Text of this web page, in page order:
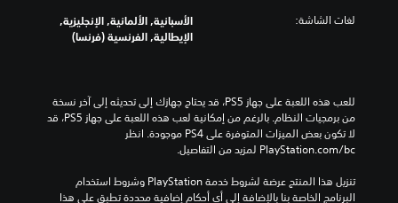
لغات الشاشة:
الأسبانية, الألمانية, الإنجليزية,
الإيطالية, الفرنسية (فرنسا)
‎PlayStation.com/bc لمزيد من التفاصيل.